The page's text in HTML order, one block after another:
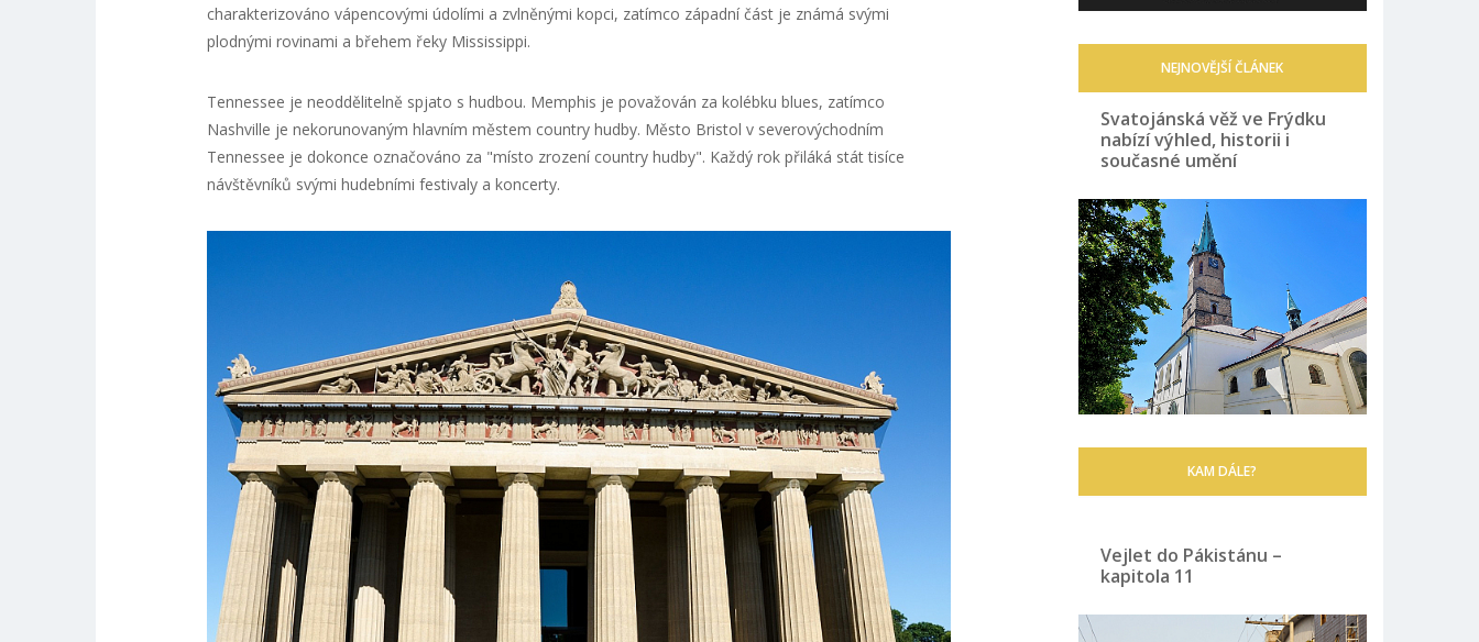
charakterizováno vápencovými údolími a zvlněnými kopci, zatímco západní část je známá svými
plodnými rovinami a břehem řeky Mississippi.
Tennessee je neoddělitelně spjato s hudbou. Memphis je považován za kolébku blues, zatímco
Nashville je nekorunovaným hlavním městem country hudby. Město Bristol v severovýchodním
Tennessee je dokonce označováno za "místo zrození country hudby". Každý rok přiláká stát tisíce
návštěvníků svými hudebními festivaly a koncerty.
NEJNOVĚJŠÍ ČLÁNEK
Svatojánská věž ve Frýdku
nabízí výhled, historii i
současné umění
KAM DÁLE?
Vejlet do Pákistánu –
kapitola 11